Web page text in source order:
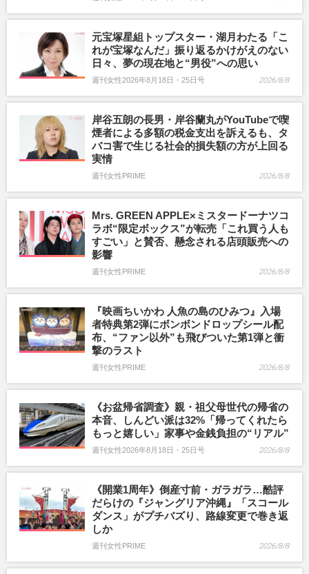
元宝塚星組トップスター・湖月わたる「こ
れが宝塚なんだ」振り返るかけがえのない
日々、夢の現在地と“男役”への思い
週刊女性2026年8月18日・25日号 2026/8/8
岸谷五朗の長男・岸谷蘭丸がYouTubeで喫
煙者による多額の税金支出を訴えるも、タ
バコ害で生じる社会的損失額の方が上回る
実情
週刊女性PRIME 2026/8/8
Mrs. GREEN APPLE×ミスタードーナツコ
ラボ“限定ボックス”が転売「これ買う人も
すごい」と賛否、懸念される店頭販売への
影響
週刊女性PRIME 2026/8/8
『映画ちいかわ 人魚の島のひみつ』入場
者特典第2弾にボンボンドロップシール配
布、“ファン以外”も飛びついた第1弾と衝
撃のラスト
週刊女性PRIME 2026/8/8
《お盆帰省調査》親・祖父母世代の帰省の
本音、しんどい派は32%「帰ってくれたら
もっと嬉しい」家事や金銭負担の“リアル”
週刊女性2026年8月18日・25日号 2026/8/8
《開業1周年》倒産寸前・ガラガラ…酷評
だらけの『ジャングリア沖縄』「スコール
ダンス」がプチバズり、路線変更で巻き返
しか
週刊女性PRIME 2026/8/8